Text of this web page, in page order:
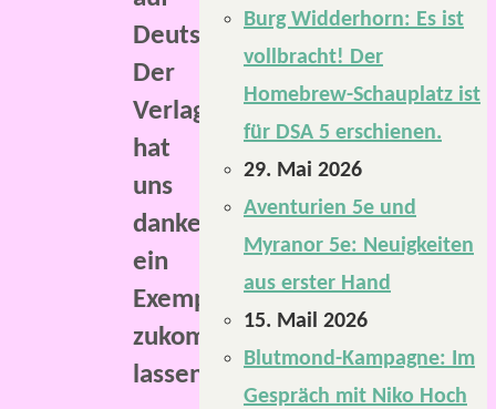
Deutsch.
Der
Verlag
hat
uns
dankenswerterweise
ein
Exemplar
zukommen
lassen.
Burg Widderhorn: Es ist
vollbracht! Der
Homebrew-Schauplatz ist
für DSA 5 erschienen.
29. Mai 2026
Aventurien 5e und
Myranor 5e: Neuigkeiten
aus erster Hand
15. Mail 2026
Blutmond-Kampagne: Im
Gespräch mit Niko Hoch